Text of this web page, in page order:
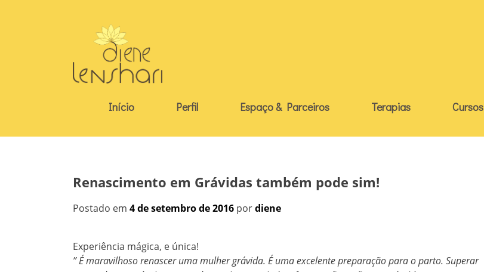
Início Perfil Espaço & Parceiros Terapias Cursos
Renascimento em Grávidas também pode sim!
Postado em 4 de setembro de 2016 pordiene
Experiência mágica, e única!
” É maravilhoso renascer uma mulher grávida. É uma excelente preparação para o parto. Superar